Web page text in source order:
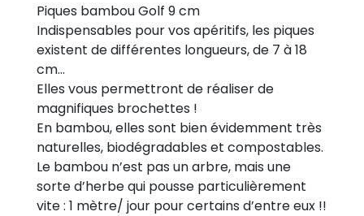
Piques bambou Golf 9 cm
Indispensables pour vos apéritifs, les piques
existent de différentes longueurs, de 7 à 18
cm…
Elles vous permettront de réaliser de
magnifiques brochettes !
En bambou, elles sont bien évidemment très
naturelles, biodégradables et compostables.
Le bambou n’est pas un arbre, mais une
sorte d’herbe qui pousse particulièrement
vite : 1 mètre/ jour pour certains d’entre eux !!